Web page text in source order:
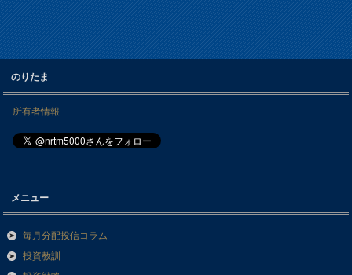
のりたま
所有者情報
メニュー
毎月分配投信コラム
投資教訓